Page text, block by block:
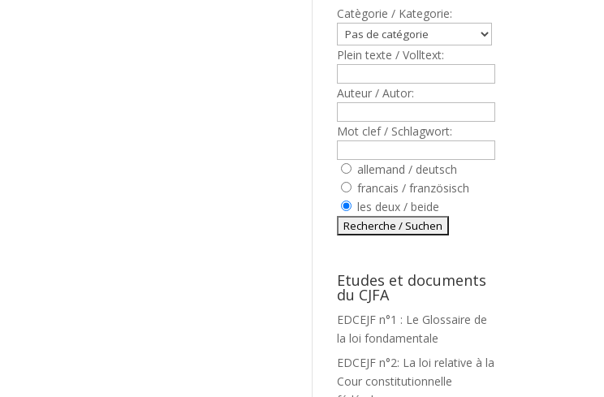
Catègorie / Kategorie:
Plein texte / Volltext:
Auteur / Autor:
Mot clef / Schlagwort:
allemand / deutsch
francais / französisch
les deux / beide
Etudes et documents
du CJFA
EDCEJF n°1 : Le Glossaire de
la loi fondamentale
EDCEJF n°2: La loi relative à la
Cour constitutionnelle